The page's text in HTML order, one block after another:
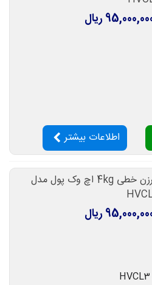
ریال
اطلاعات بیشتر
کلرزن خطی 4kg اچ وک پول مدل
ریال